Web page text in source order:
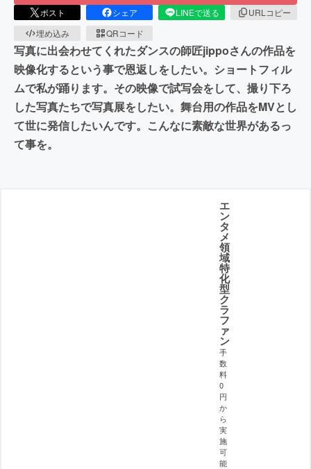
ポスト シェア LINEで送る
URLコピー
埋め込み
QRコード
写真に出会わせてくれたダンスの師匠jippoさんの作品を
映像化するという事で恩返しをしたい。ショートフィル
ムで私が踊ります。その映像で試写会をして、撮り下ろ
した写真たちで写真展をしたい。舞台用の作品をMVとし
て世に発信したいんです。こんなに素敵な世界があるっ
て事を。
エ
ン
タ
メ
領
域
特
化
型
ク
ラ
フ
ァ
ン
手
数
料
0
円
か
ら
実
施
可
能